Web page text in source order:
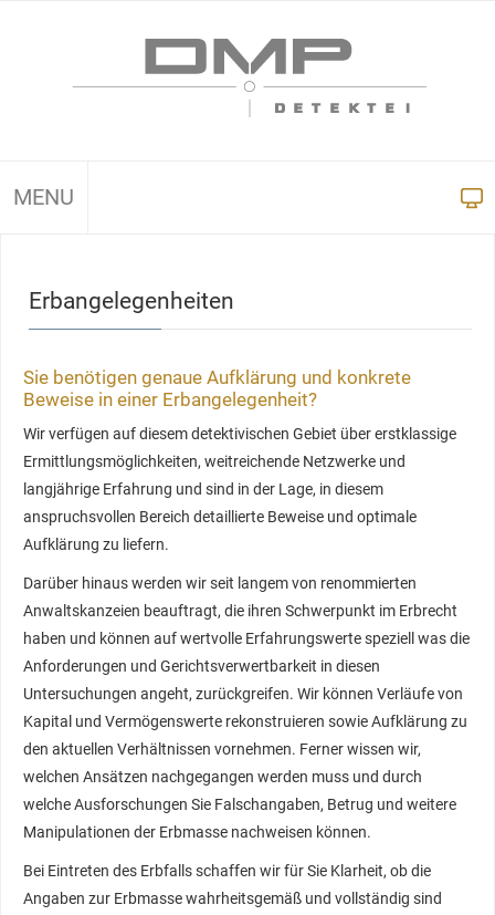
MENU
Erbangelegenheiten
Sie benötigen genaue Aufklärung und konkrete
Beweise in einer Erbangelegenheit?
Wir verfügen auf diesem detektivischen Gebiet über erstklassige
Ermittlungsmöglichkeiten, weitreichende Netzwerke und
langjährige Erfahrung und sind in der Lage, in diesem
anspruchsvollen Bereich detaillierte Beweise und optimale
Aufklärung zu liefern.
Darüber hinaus werden wir seit langem von renommierten
Anwaltskanzeien beauftragt, die ihren Schwerpunkt im Erbrecht
haben und können auf wertvolle Erfahrungswerte speziell was die
Anforderungen und Gerichtsverwertbarkeit in diesen
Untersuchungen angeht, zurückgreifen. Wir können Verläufe von
Kapital und Vermögenswerte rekonstruieren sowie Aufklärung zu
den aktuellen Verhältnissen vornehmen. Ferner wissen wir,
welchen Ansätzen nachgegangen werden muss und durch
welche Ausforschungen Sie Falschangaben, Betrug und weitere
Manipulationen der Erbmasse nachweisen können.
Bei Eintreten des Erbfalls schaffen wir für Sie Klarheit, ob die
Angaben zur Erbmasse wahrheitsgemäß und vollständig sind